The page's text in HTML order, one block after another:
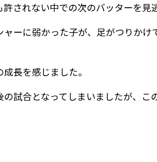
されない中での次のバッターを見
ャーに弱かった子が、足がつりか
長を感じました。
試合となってしまいましたが、こ